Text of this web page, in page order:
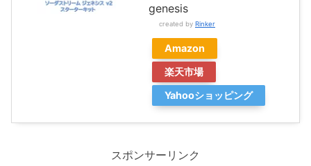
genesis
created by Rinker
Amazon
楽天市場
Yahooショッピング
スポンサーリンク